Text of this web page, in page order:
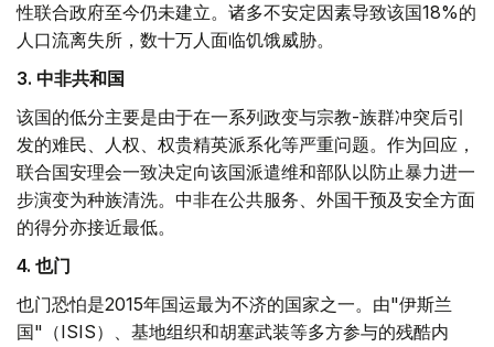
性联合政府至今仍未建立。诸多不安定因素导致该国18%的
人口流离失所，数十万人面临饥饿威胁。
3. 中非共和国
该国的低分主要是由于在一系列政变与宗教-族群冲突后引
发的难民、人权、权贵精英派系化等严重问题。作为回应，
联合国安理会一致决定向该国派遣维和部队以防止暴力进一
步演变为种族清洗。中非在公共服务、外国干预及安全方面
的得分亦接近最低。
4. 也门
也门恐怕是2015年国运最为不济的国家之一。由"伊斯兰
国"（ISIS）、基地组织和胡塞武装等多方参与的残酷内